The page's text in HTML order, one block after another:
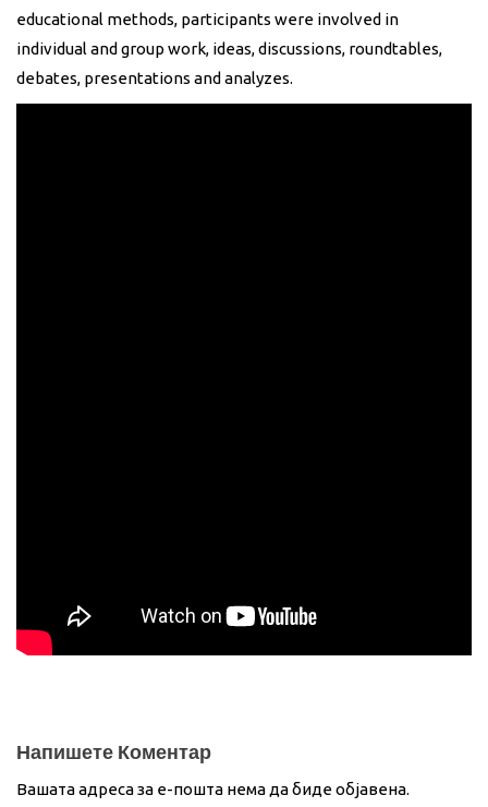
educational methods, participants were involved in
individual and group work, ideas, discussions, roundtables,
debates, presentations and analyzes.
Напишете Коментар
Вашата адреса за е-пошта нема да биде објавена.